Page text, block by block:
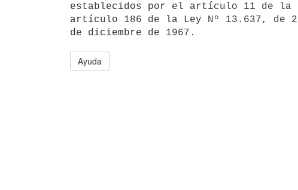
establecidos por el artículo 11 de la
artículo 186 de la Ley Nº 13.637, de
Ayuda